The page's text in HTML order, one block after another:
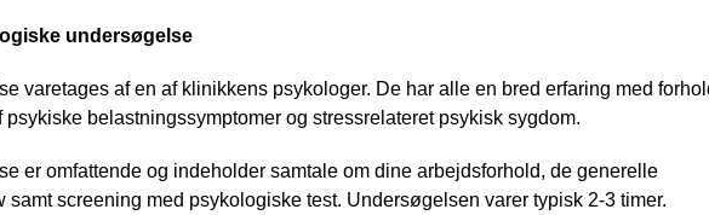
undersøgelse
varetages af en af klinikkens psykologer. De har alle en bred erfaring med
belastningssymptomer og stressrelateret psykisk sygdom.
er omfattende og indeholder samtale om dine arbejdsforhold, de generelle
screening med psykologiske test. Undersøgelsen varer typisk 2-3 timer.